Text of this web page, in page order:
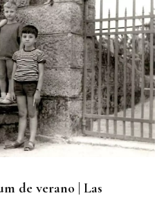
VI visitará Ceuta
de verano | Las